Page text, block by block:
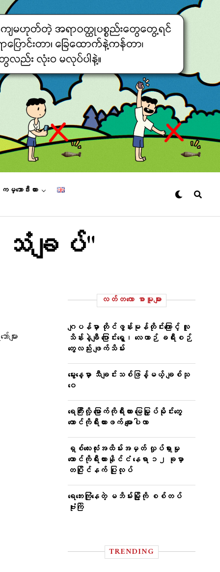
မ္ဘောဒီးယား
သံချပ်"
ား
လတ်တ‌လော စာမူများ
ဂျပန်မှာ တိုင်ဖွန်းမုန်တိုင်းကြောင့် လူ
သိန်းနဲ့ချီ ပြောင်းရွှေ့၊ လေယာဉ် ခရီးစဉ်
တွေလည်း ဖျက်သိမ်း
မွေးနေ့မှာ သီချင်းသစ်ဖြန့်မယ့် ချစ်သု
ဝေ
ရေကြီးလို့ မြောက်ကိုရီးယား မြေမြှုပ်မိုင်းတွေ
တောင်ကိုရီးယားဖက် မျောပါလာ
ရှစ်လေးလုံးအထိမ်းအမှတ် လှုပ်ရှားမှု
တောင်ကိုရီးယားနိုင်ငံ နေရာ ၁၂ ခုမှာ
တပြိုင်နက် ပြုလုပ်
ရေဘေးကြုံနေတဲ့ မဘိမ်းမြို့ကို စစ်တပ်
ဗုံးကြဲ
TRENDING